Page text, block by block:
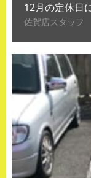
12月の定休日
佐賀店スタッフ